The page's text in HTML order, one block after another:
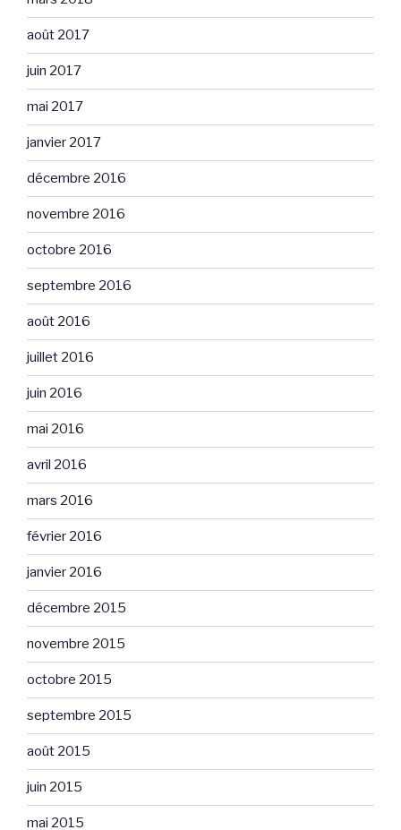
août 2017
juin 2017
mai 2017
janvier 2017
décembre 2016
novembre 2016
octobre 2016
septembre 2016
août 2016
juillet 2016
juin 2016
mai 2016
avril 2016
mars 2016
février 2016
janvier 2016
décembre 2015
novembre 2015
octobre 2015
septembre 2015
août 2015
juin 2015
mai 2015